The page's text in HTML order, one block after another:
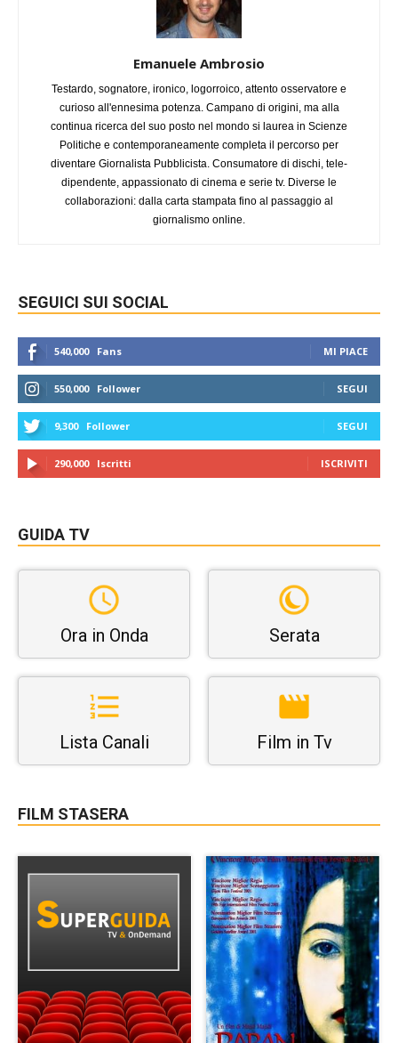
Emanuele Ambrosio
Testardo, sognatore, ironico, logorroico, attento osservatore e
curioso all'ennesima potenza. Campano di origini, ma alla
continua ricerca del suo posto nel mondo si laurea in Scienze
Politiche e contemporaneamente completa il percorso per
diventare Giornalista Pubblicista. Consumatore di dischi, tele-
dipendente, appassionato di cinema e serie tv. Diverse le
collaborazioni: dalla carta stampata fino al passaggio al
giornalismo online.
SEGUICI SUI SOCIAL
540,000 Fans MI PIACE
550,000 Follower SEGUI
9,300 Follower SEGUI
290,000 Iscritti ISCRIVITI
GUIDA TV
Ora in Onda Serata
Lista Canali Film in Tv
FILM STASERA